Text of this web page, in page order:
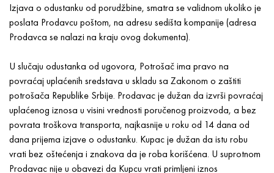
Izjava o odustanku od porudžbine, smatra se validnom ukoliko je
poslata Prodavcu poštom, na adresu sedišta kompanije (adresa
Prodavca se nalazi na kraju ovog dokumenta).
U slučaju odustanka od ugovora, Potrošač ima pravo na
povraćaj uplaćenih sredstava u skladu sa Zakonom o zaštiti
potrošača Republike Srbije. Prodavac je dužan da izvrši povraćaj
uplaćenog iznosa u visini vrednosti poručenog proizvoda, a bez
povrata troškova transporta, najkasnije u roku od 14 dana od
dana prijema izjave o odustanku. Kupac je dužan da istu robu
vrati bez oštećenja i znakova da je roba korišćena. U suprotnom
Prodavac nije u obavezi da Kupcu vrati primljeni iznos